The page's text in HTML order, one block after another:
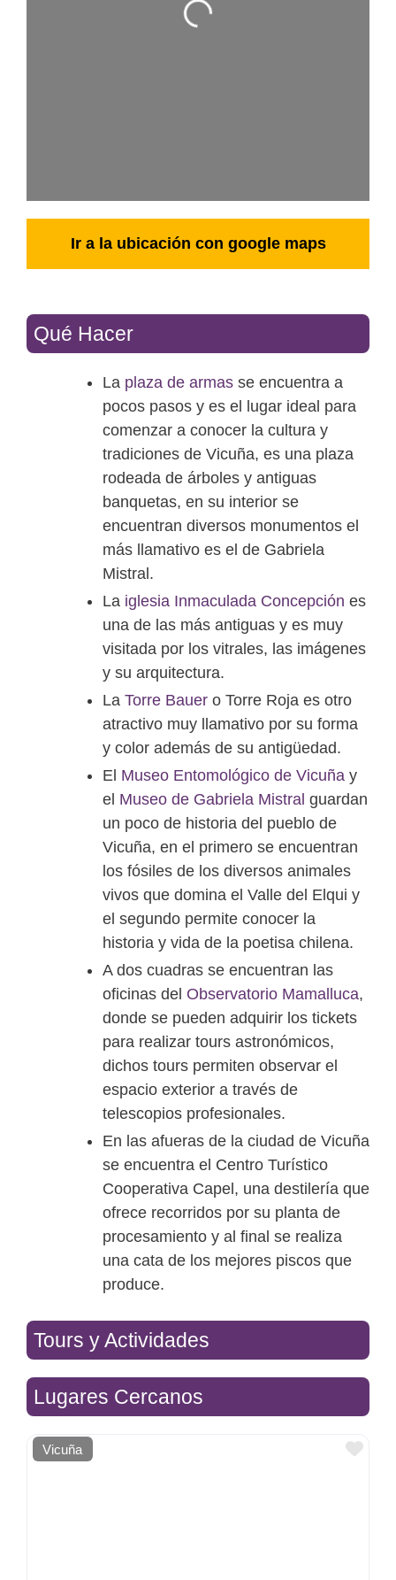
Ir a la ubicación con google maps
Qué Hacer
La plaza de armas se encuentra a
pocos pasos y es el lugar ideal para
comenzar a conocer la cultura y
tradiciones de Vicuña, es una plaza
rodeada de árboles y antiguas
banquetas, en su interior se
encuentran diversos monumentos el
más llamativo es el de Gabriela
Mistral.
La iglesia Inmaculada Concepción es
una de las más antiguas y es muy
visitada por los vitrales, las imágenes
y su arquitectura.
La Torre Bauer o Torre Roja es otro
atractivo muy llamativo por su forma
y color además de su antigüedad.
El Museo Entomológico de Vicuña y
el Museo de Gabriela Mistral guardan
un poco de historia del pueblo de
Vicuña, en el primero se encuentran
los fósiles de los diversos animales
vivos que domina el Valle del Elqui y
el segundo permite conocer la
historia y vida de la poetisa chilena.
A dos cuadras se encuentran las
oficinas del Observatorio Mamalluca,
donde se pueden adquirir los tickets
para realizar tours astronómicos,
dichos tours permiten observar el
espacio exterior a través de
telescopios profesionales.
En las afueras de la ciudad de Vicuña
se encuentra el Centro Turístico
Cooperativa Capel, una destilería que
ofrece recorridos por su planta de
procesamiento y al final se realiza
una cata de los mejores piscos que
produce.
Tours y Actividades
Lugares Cercanos
Vicuña